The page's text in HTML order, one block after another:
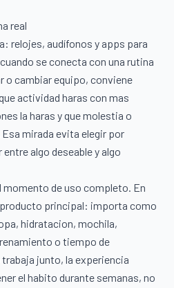
real
relojes, audífonos y apps para
se conecta con una rutina
o cambiar equipo, conviene
actividad haras con mas
la haras y que molestia o
mirada evita elegir por
algo deseable y algo
momento de uso completo. En
principal: importa como
hidratacion, mochila,
o tiempo de
junto, la experiencia
el habito durante semanas, no